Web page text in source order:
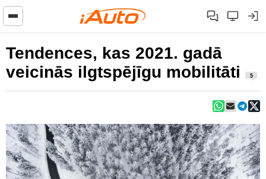
Tendences, kas 2021. gadā
veicinās ilgtspējīgu mobilitāti
5